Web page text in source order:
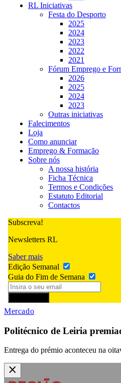
RL Iniciativas
Festa do Desporto
2025
2024
2023
2022
2021
Fórum Emprego e
2026
2025
2024
2023
Outras iniciativas
Falecimentos
Loja
Como anunciar
Emprego & Formação
Sobre nós
A nossa história
Ficha Técnica
Termos e Condições
Estatuto Editorial
Contactos
Subscreva!
Newsletters RL
Saber mais
Edição Semanal
Guia do Fim de Semana
Mercado
Politécnico de Leiria
Entrega do prémio aconteceu na